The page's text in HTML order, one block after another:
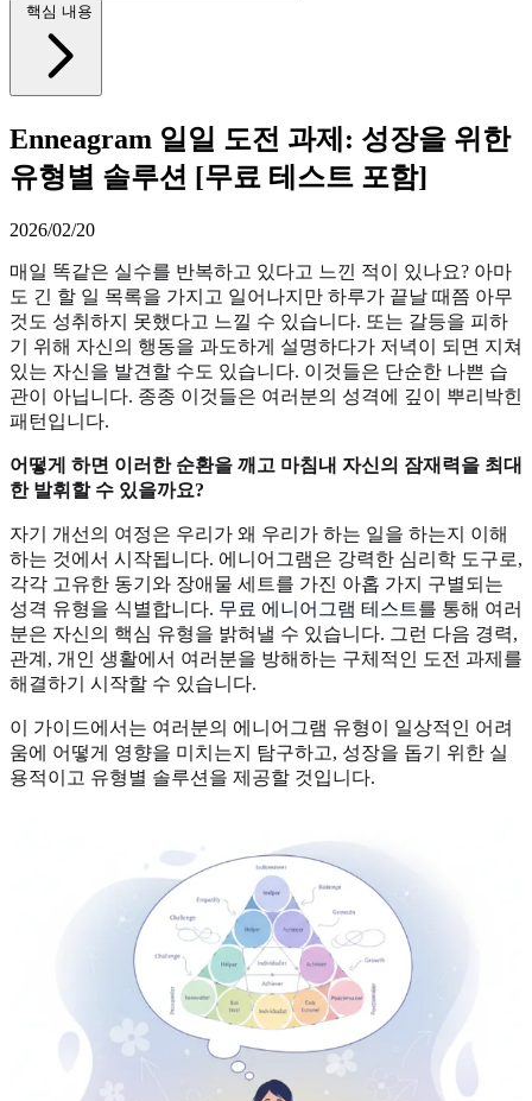
핵심 내용
Enneagram 일일 도전 과제: 성장을 위한
유형별 솔루션 [무료 테스트 포함]
2026/02/20
매일 똑같은 실수를 반복하고 있다고 느낀 적이 있나요? 아마
도 긴 할 일 목록을 가지고 일어나지만 하루가 끝날 때쯤 아무
것도 성취하지 못했다고 느낄 수 있습니다. 또는 갈등을 피하
기 위해 자신의 행동을 과도하게 설명하다가 저녁이 되면 지쳐
있는 자신을 발견할 수도 있습니다. 이것들은 단순한 나쁜 습
관이 아닙니다. 종종 이것들은 여러분의 성격에 깊이 뿌리박힌
패턴입니다.
어떻게 하면 이러한 순환을 깨고 마침내 자신의 잠재력을 최대
한 발휘할 수 있을까요?
자기 개선의 여정은 우리가 왜 우리가 하는 일을 하는지 이해
하는 것에서 시작됩니다. 에니어그램은 강력한 심리학 도구로,
각각 고유한 동기와 장애물 세트를 가진 아홉 가지 구별되는
성격 유형을 식별합니다. 무료 에니어그램 테스트를 통해 여러
분은 자신의 핵심 유형을 밝혀낼 수 있습니다. 그런 다음 경력,
관계, 개인 생활에서 여러분을 방해하는 구체적인 도전 과제를
해결하기 시작할 수 있습니다.
이 가이드에서는 여러분의 에니어그램 유형이 일상적인 어려
움에 어떻게 영향을 미치는지 탐구하고, 성장을 돕기 위한 실
용적이고 유형별 솔루션을 제공할 것입니다.